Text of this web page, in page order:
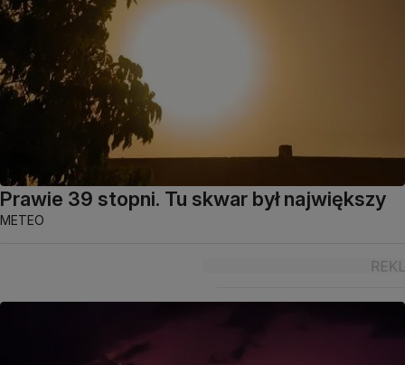
Prawie 39 stopni. Tu skwar był największy
METEO